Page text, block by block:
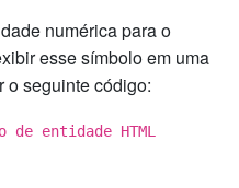
numérica para o
esse símbolo em uma
o seguinte código:
de entidade HTML